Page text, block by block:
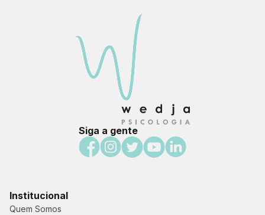
Siga a gente
Institucional
Quem Somos